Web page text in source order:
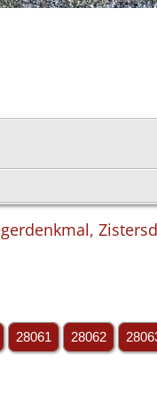
28061 28062